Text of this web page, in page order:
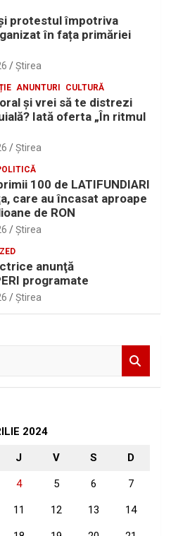
protestul împotriva
în fața primăriei
Ştirea
ANUNTURI CULTURĂ
şi vrei să te distrezi
Iată oferta „În ritmul
Ştirea
100 de LATIFUNDIARI
care au încasat aproape
de RON
Ştirea
anunţă
programate
Ştirea
2024
J V S D
4 5 6 7
11 12 13 14